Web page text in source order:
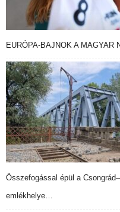
EURÓPA-BAJNOK A MAGYAR
Összefogással épül a
emlékhelye…